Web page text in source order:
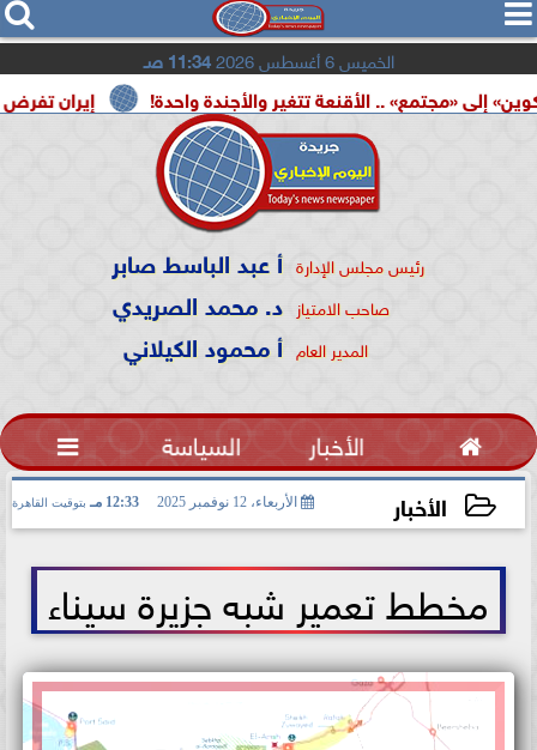
  
الخميس 6 أغسطس 2026 11:34 صـ
إيران تفرض شروطها .. الأقنعة تتغير والأجندة واحدة!
رئيس مجلس الإدارة أ عبد الباسط صابر
صاحب الامتياز د. محمد الصريدي
المدير العام أ محمود الكيلاني
 الأخبار السياسة 
الأخبار الأربعاء، 12 نوفمبر 2025 12:33 مـ بتوقيت القاهرة
مخطط تعمير شبه جزيرة سيناء